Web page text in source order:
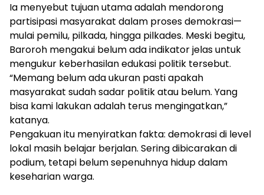
Ia menyebut tujuan utama adalah mendorong
partisipasi masyarakat dalam proses demokrasi—
mulai pemilu, pilkada, hingga pilkades. Meski begitu,
Baroroh mengakui belum ada indikator jelas untuk
mengukur keberhasilan edukasi politik tersebut.
“Memang belum ada ukuran pasti apakah
masyarakat sudah sadar politik atau belum. Yang
bisa kami lakukan adalah terus mengingatkan,”
katanya.
Pengakuan itu menyiratkan fakta: demokrasi di level
lokal masih belajar berjalan. Sering dibicarakan di
podium, tetapi belum sepenuhnya hidup dalam
keseharian warga.